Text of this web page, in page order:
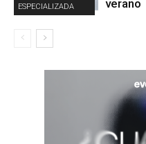
ESPECIALIZADA
verano